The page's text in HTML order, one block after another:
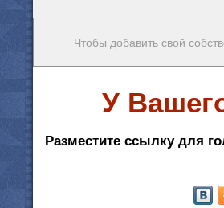
Чтобы добавить свой
У
Разместите ссылку для